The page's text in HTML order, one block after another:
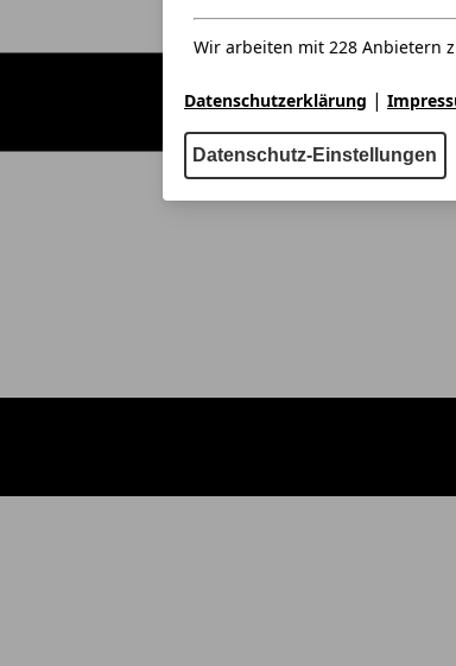
Wir arbeiten mit 228 Anbietern
Datenschutzerklärung |
Datenschutz-Einstellungen